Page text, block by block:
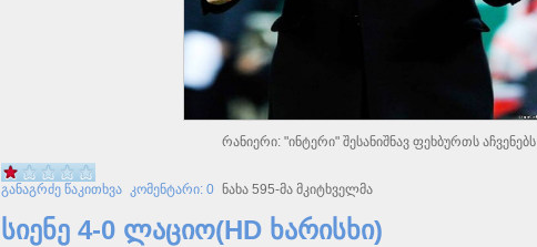
რანიერი: "ინტერი" შესანიშნავ ფეხბურთს აჩვენებს
განაგრძე წაკითხვა კომენტარი: 0 ნახა 595-მა მკიტხველმა
სიენე 4-0 ლაციო(HD ხარისხი)